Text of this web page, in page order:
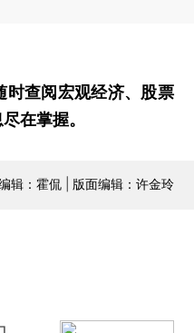
时查阅宏观经济、股票
在掌握。
辑：霍侃 | 版面编辑：许金玲